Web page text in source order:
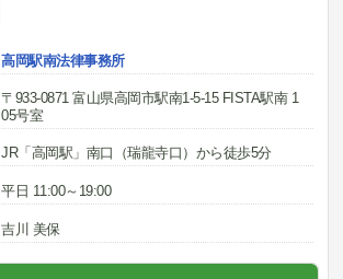
高岡駅南法律事務所
〒933-0871 富山県高岡市駅南1-5-15 FISTA駅南 1
05号室
JR「高岡駅」南口（瑞龍寺口）から徒歩5分
平日 11:00～19:00
吉川 美保